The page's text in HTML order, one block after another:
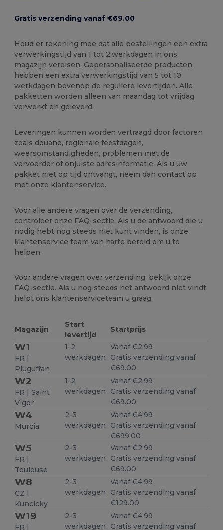
Gratis verzending vanaf €69.00
Houd er rekening mee dat alle bestellingen een extra
verwerkingstijd van 1 tot 2 werkdagen in ons
magazijn vereisen. Gepersonaliseerde producten
hebben een extra verwerkingstijd van 5 tot 10
werkdagen bovenop de reguliere levertijden. Alle
pakketten worden alleen van maandag tot vrijdag
verwerkt en geleverd.
Leveringen kunnen worden vertraagd door factoren
zoals douane, regionale feestdagen,
weersomstandigheden, problemen met de
vervoerder of onjuiste adresinformatie. Als u uw
pakket niet op tijd ontvangt, neem dan contact op
met onze klantenservice.
Voor alle andere vragen over de verzending,
controleer onze FAQ-sectie. Als u de antwoord die u
nodig hebt nog steeds niet kunt vinden, is onze
klantenservice team van harte bereid om u te
helpen.
Voor andere vragen over verzending, bekijk onze
FAQ-sectie. Als u nog steeds het antwoord niet vindt,
helpt ons klantenserviceteam u graag.
Magazijn
Start
levertijd
Startprijs
W1
FR |
Pluguffan
1-2
werkdagen
Vanaf €2.99
Gratis verzending vanaf
€69.00
W2
FR | Saint
Vigor
1-2
werkdagen
Vanaf €2.99
Gratis verzending vanaf
€69.00
W4
Murcia
2-3
werkdagen
Vanaf €4.99
Gratis verzending vanaf
€699.00
W5
FR |
Toulouse
2-3
werkdagen
Vanaf €2.99
Gratis verzending vanaf
€69.00
W8
CZ |
Kuncicky
2-3
werkdagen
Vanaf €4.99
Gratis verzending vanaf
€129.00
W19
FR |
2-3
werkdagen
Vanaf €4.99
Gratis verzending vanaf